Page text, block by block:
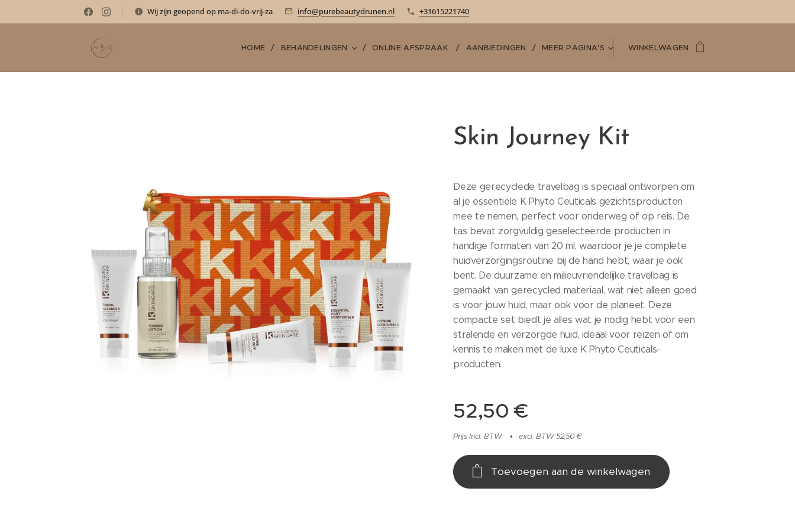
Wij zijn geopend op ma-di-do-vrij-za info@purebeautydrunen.nl +31615221740
HOME BEHANDELINGEN ONLINE AFSPRAAK AANBIEDINGEN MEER PAGINA'S WINKELWAGEN
Skin Journey Kit
Deze gerecyclede travelbag is speciaal ontworpen om
al je essentiële K Phyto Ceuticals gezichtsproducten
mee te nemen, perfect voor onderweg of op reis. De
tas bevat zorgvuldig geselecteerde producten in
handige formaten van 20 ml, waardoor je je complete
huidverzorgingsroutine bij de hand hebt, waar je ook
bent. De duurzame en milieuvriendelijke travelbag is
gemaakt van gerecycled materiaal, wat niet alleen goed
is voor jouw huid, maar ook voor de planeet. Deze
compacte set biedt je alles wat je nodig hebt voor een
stralende en verzorgde huid, ideaal voor reizen of om
kennis te maken met de luxe K Phyto Ceuticals-
producten.
52,50 €
Prijs Incl. BTW excl. BTW 52,50 €
Toevoegen aan de winkelwagen